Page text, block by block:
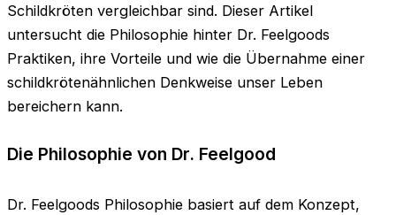
Schildkröten vergleichbar sind. Dieser Artikel
untersucht die Philosophie hinter Dr. Feelgoods
Praktiken, ihre Vorteile und wie die Übernahme einer
schildkrötenähnlichen Denkweise unser Leben
bereichern kann.
Die Philosophie von Dr. Feelgood
Dr. Feelgoods Philosophie basiert auf dem Konzept,